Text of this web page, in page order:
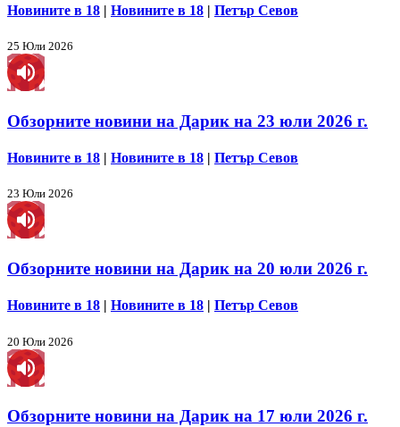
Новините в 18 | Новините в 18 | Петър Севов
25 Юли 2026
Обзорните новини на Дарик на 23 юли 2026 г.
Новините в 18 | Новините в 18 | Петър Севов
23 Юли 2026
Обзорните новини на Дарик на 20 юли 2026 г.
Новините в 18 | Новините в 18 | Петър Севов
20 Юли 2026
Обзорните новини на Дарик на 17 юли 2026 г.